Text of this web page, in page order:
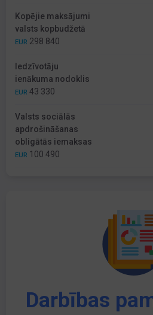
Kopējie maksājumi
valsts kopbudžetā
EUR 298 840
Iedzīvotāju
ienākuma nodoklis
EUR 43 330
Valsts sociālās
apdrošināšanas
obligātās iemaksas
EUR 100 490
Darbības